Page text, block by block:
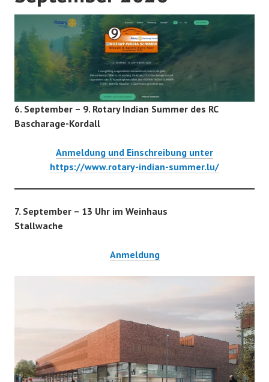
6. September – 9. Rotary Indian Summer des RC
Bascharage-Kordall
Anmeldung und Einschreibung unter
https://www.rotary-indian-summer.lu/
7. September – 13 Uhr im Weinhaus
Stallwache
Anmeldung